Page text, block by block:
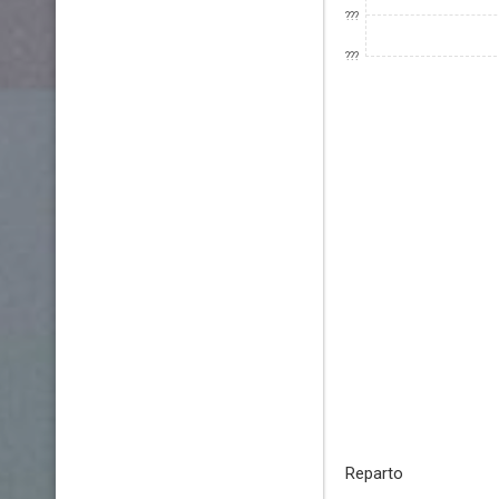
???
???
Reparto